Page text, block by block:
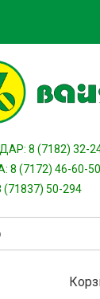
8 (7182) 32-
8 (7172) 46-60-
(71837) 50-294